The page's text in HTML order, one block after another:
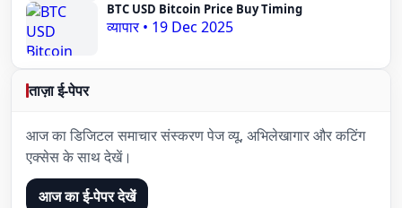
BTC USD Bitcoin Price Buy Timing
व्यापार • 19 Dec 2025
ताज़ा ई-पेपर
आज का डिजिटल समाचार संस्करण पेज व्यू, अभिलेखागार और कटिंग
एक्सेस के साथ देखें।
आज का ई-पेपर देखें